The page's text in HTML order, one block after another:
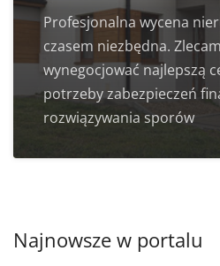
Profesjonalna wycena
czasem niezbędna.
wynegocjować najlepszą
potrzeby zabezpieczeń
rozwiązywania sporów
Najnowsze w portalu